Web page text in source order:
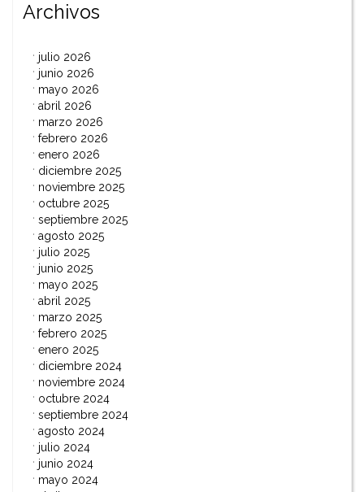
Archivos
julio 2026
junio 2026
mayo 2026
abril 2026
marzo 2026
febrero 2026
enero 2026
diciembre 2025
noviembre 2025
octubre 2025
septiembre 2025
agosto 2025
julio 2025
junio 2025
mayo 2025
abril 2025
marzo 2025
febrero 2025
enero 2025
diciembre 2024
noviembre 2024
octubre 2024
septiembre 2024
agosto 2024
julio 2024
junio 2024
mayo 2024